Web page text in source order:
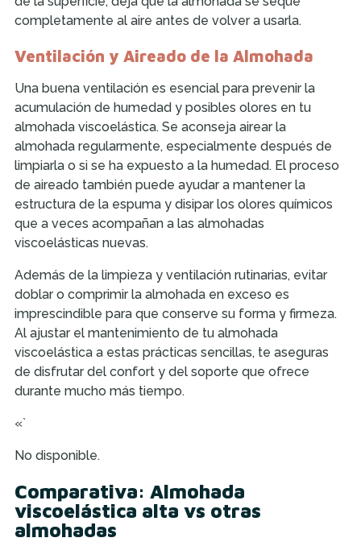
completamente al aire antes de volver a usarla.
Ventilación y Aireado de la Almohada
Una buena ventilación es esencial para prevenir la
acumulación de humedad y posibles olores en tu
almohada viscoelástica. Se aconseja airear la
almohada regularmente, especialmente después de
limpiarla o si se ha expuesto a la humedad. El proceso
de aireado también puede ayudar a mantener la
estructura de la espuma y disipar los olores químicos
que a veces acompañan a las almohadas
viscoelásticas nuevas.
Además de la limpieza y ventilación rutinarias, evitar
doblar o comprimir la almohada en exceso es
imprescindible para que conserve su forma y firmeza.
Al ajustar el mantenimiento de tu almohada
viscoelástica a estas prácticas sencillas, te aseguras
de disfrutar del confort y del soporte que ofrece
durante mucho más tiempo.
«`
No disponible.
Comparativa: Almohada
viscoelástica alta vs otras
almohadas